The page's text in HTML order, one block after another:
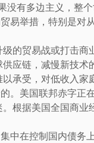
没有多边主义，整
易举措，特别是
级的贸易战或打击
应链，减慢新技
承受，对低收入家
。美国联邦赤字正
根据美国全国商
中在控制国内债务